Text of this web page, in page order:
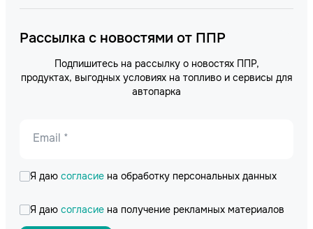
Рассылка с новостями от ППР
Подпишитесь на рассылку о новостях ППР,
продуктах, выгодных условиях на топливо и сервисы для
автопарка
Email *
Я даю согласие на обработку персональных данных
Я даю согласие на получение рекламных материалов